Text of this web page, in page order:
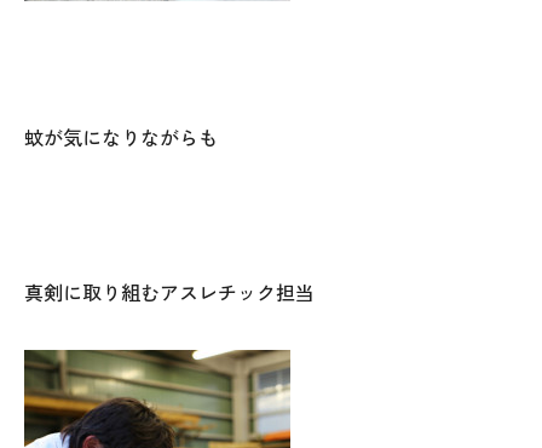
蚊が気になりながらも
真剣に取り組むアスレチック担当